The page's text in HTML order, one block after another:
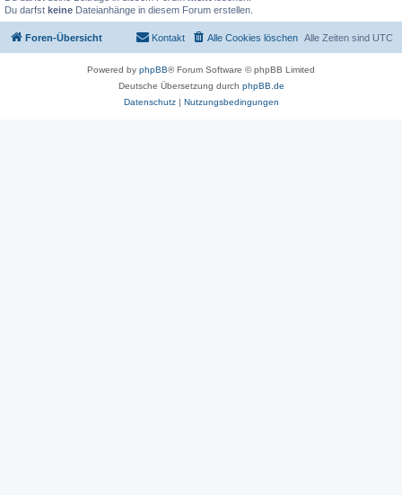
Du darfst keine Dateianhänge in diesem Forum erstellen.
Foren-Übersicht Alle Zeiten sind UTC
Alle Cookies löschen
Kontakt
Powered by phpBB® Forum Software © phpBB Limited
Deutsche Übersetzung durch phpBB.de
Datenschutz| Nutzungsbedingungen